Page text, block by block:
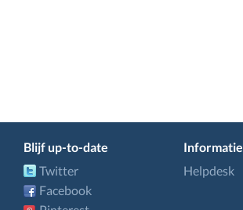
Blijf up-to-date
Twitter
Facebook
Informatie
Helpdesk